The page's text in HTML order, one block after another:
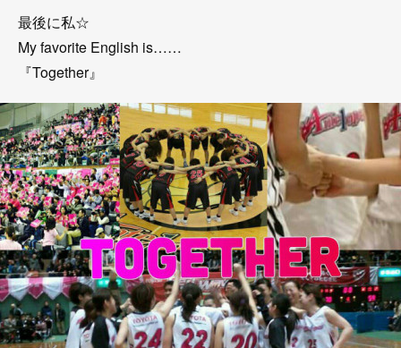
最後に私☆
My favorite English is……
『Together』